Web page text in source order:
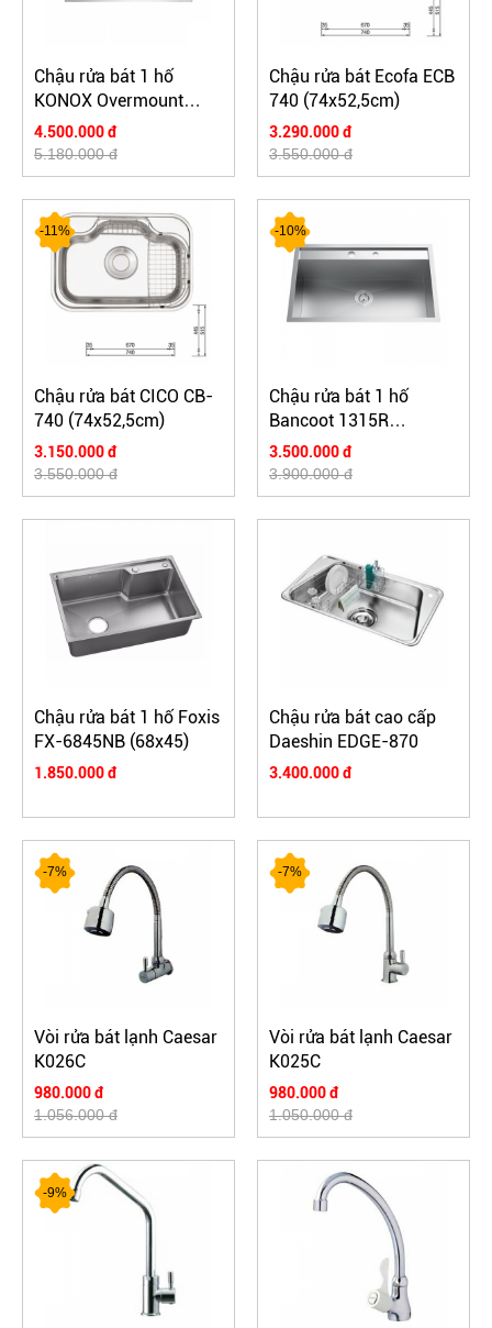
Chậu rửa bát 1 hố
KONOX Overmount
KN7548SO
(750*480*228mm)
4.500.000 đ
5.180.000 đ
Chậu rửa bát Ecofa ECB
740 (74x52,5cm)
3.290.000 đ
3.550.000 đ
-11%
Chậu rửa bát CICO CB-
740 (74x52,5cm)
3.150.000 đ
3.550.000 đ
-10%
Chậu rửa bát 1 hố
Bancoot 1315R
(70x48x23cm)
3.500.000 đ
3.900.000 đ
Chậu rửa bát 1 hố Foxis
FX-6845NB (68x45)
1.850.000 đ
Chậu rửa bát cao cấp
Daeshin EDGE-870
3.400.000 đ
-7%
Vòi rửa bát lạnh Caesar
K026C
980.000 đ
1.056.000 đ
-7%
Vòi rửa bát lạnh Caesar
K025C
980.000 đ
1.050.000 đ
-9%